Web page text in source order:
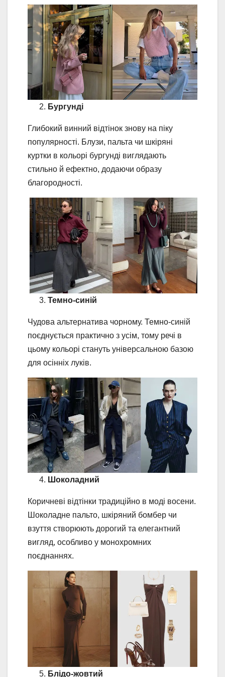
Бургунді
Глибокий винний відтінок знову на піку
популярності. Блузи, пальта чи шкіряні
куртки в кольорі бургунді виглядають
стильно й ефектно, додаючи образу
благородності.
Темно-синій
Чудова альтернатива чорному. Темно-синій
поєднується практично з усім, тому речі в
цьому кольорі стануть універсальною базою
для осінніх луків.
Шоколадний
Коричневі відтінки традиційно в моді восени.
Шоколадне пальто, шкіряний бомбер чи
взуття створюють дорогий та елегантний
вигляд, особливо у монохромних
поєднаннях.
Блідо-жовтий